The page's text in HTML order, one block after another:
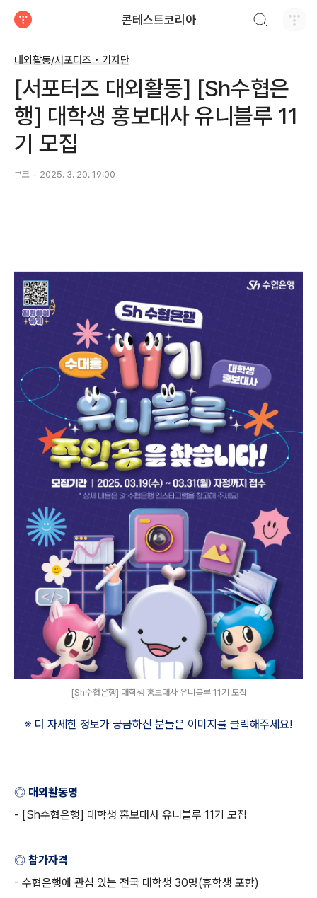
콘테스트코리아
대외활동/서포터즈 • 기자단
[서포터즈 대외활동] [Sh수협은
행] 대학생 홍보대사 유니블루 11
기 모집
콘코 2025. 3. 20. 19:00
[Sh수협은행] 대학생 홍보대사 유니블루 11기 모집
※ 더 자세한 정보가 궁금하신 분들은 이미지를 클릭해주세요!
◎ 대외활동명
- [Sh수협은행] 대학생 홍보대사 유니블루 11기 모집
◎ 참가자격
- 수협은행에 관심 있는 전국 대학생 30명(휴학생 포함)